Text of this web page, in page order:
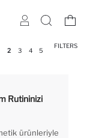
2 3 4 5
FILTERS
Rutininizi
ürünleriyle